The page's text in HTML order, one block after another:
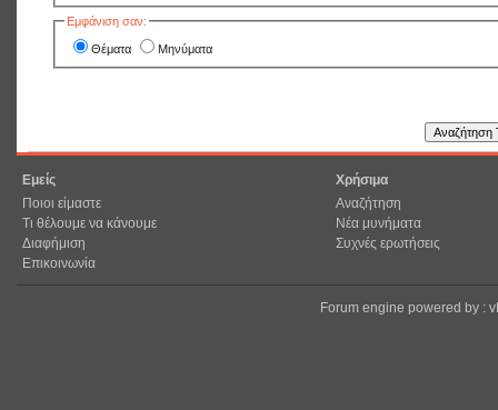
Εμφάνιση σαν:
Θέματα Μηνύματα
Εμείς
Ποιοι είμαστε
Τι θέλουμε να κάνουμε
Διαφήμιση
Επικοινωνία
Χρήσιμα
Αναζήτηση
Νέα μυνήματα
Συχνές ερωτήσεις
Forum engine powered by :